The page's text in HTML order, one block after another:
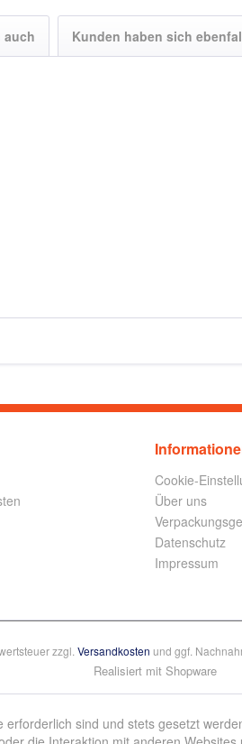
auch Kunden haben sich
Cookie-
Über uns
Datenschutz
Impressum
zzgl. Versandkosten und ggf.
Realisiert mit Shopware
sind und stets gesetzt